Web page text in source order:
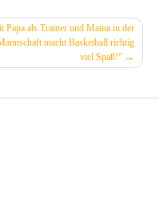
Papa als Trainer und Mama in der
macht Basketball richtig
viel Spaß!“